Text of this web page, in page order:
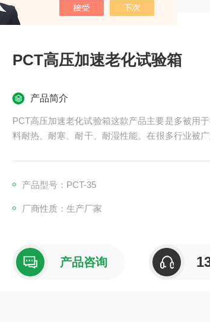
PCT高压加速老化试验箱
产品简介
PCT高压加速老化试验箱这款产品主要是多被用
料耐热、耐寒、耐干、耐湿性能。在很多行业被
产品型号：PCT-35
厂商性质：生产厂家
产品咨询